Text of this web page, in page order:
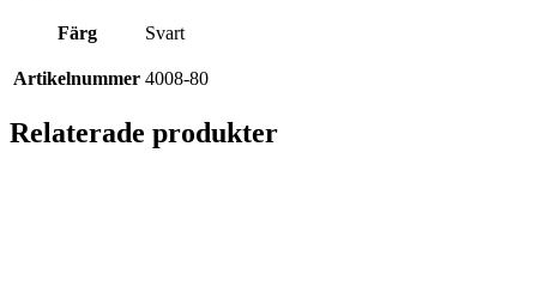
Färg Svart
Artikelnummer 4008-80
Relaterade produkter